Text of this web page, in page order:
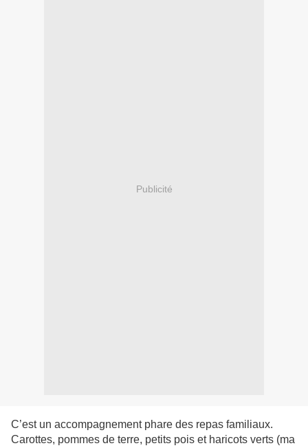
Publicité
C’est un accompagnement phare des repas familiaux.
Carottes, pommes de terre, petits pois et haricots verts (ma